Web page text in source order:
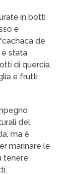
in botti
e
de
è stata
di quercia.
e frutti
del
ma è
marinare le
tenere.